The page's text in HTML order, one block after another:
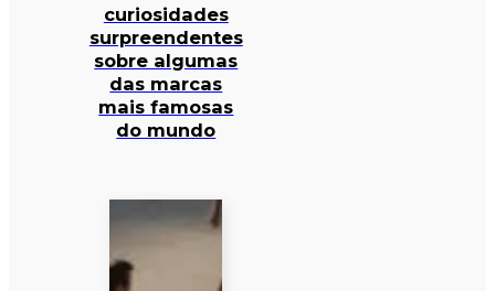
curiosidades
surpreendentes
sobre algumas
das marcas
mais famosas
do mundo